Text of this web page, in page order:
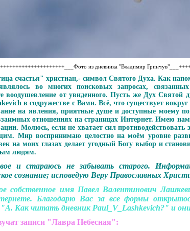
из дневника "Владимир
счастья" христиан,- символ Святого Духа. Как
во многих поисковых запросах,
воодушевление от увиденного. Пусть же Дух
в содружестве с Вами. Всё, что существует
на явления, приятные душе и доступные моему
отношениях на страницах Интернет. Имею
Молюсь, если не хватает сил
Мир воспринимаю целостно на моём уровне
на моих глазах делает угодный Богу выбор и
людям.
и стараюсь не забывать старого.
сознание; исповедую Веру Православных
собственное имя Павел Валентинович
Благодарю Вас за все формы
Как читать дневник Paul_V_Lashkevich?" и они
записи "Лавра Небесная":